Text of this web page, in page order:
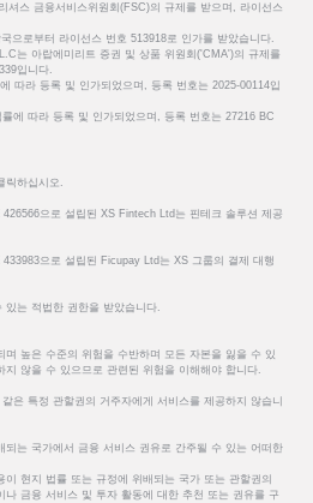
셔스 금융서비스위원회(FSC)의 규제를 받으며, 라이선스
으로부터 라이선스 번호 513918로 인가를 받았습니다.
는 아랍에미리트 증권 및 상품 위원회('CMA')의 규제를
입니다.
따라 등록 및 인가되었으며, 등록 번호는 2025-00114입
에 따라 등록 및 인가되었으며, 등록 번호는 27216 BC
릭하십시오.
으로 설립된 XS Fintech Ltd는 핀테크 솔루션 제공
으로 설립된 Ficupay Ltd는 XS 그룹의 결제 대행
있는 적법한 권한을 받았습니다.
며 높은 수준의 위험을 수반하며 모든 자본을 잃을 수 있
않을 수 있으므로 관련된 위험을 이해해야 합니다.
은 특정 관할권의 거주자에게 서비스를 제공하지 않습니
되는 국가에서 금융 서비스 권유로 간주될 수 있는 어떠한
현지 법률 또는 규정에 위배되는 국가 또는 관할권의
나 금융 서비스 및 투자 활동에 대한 추천 또는 권유를 구